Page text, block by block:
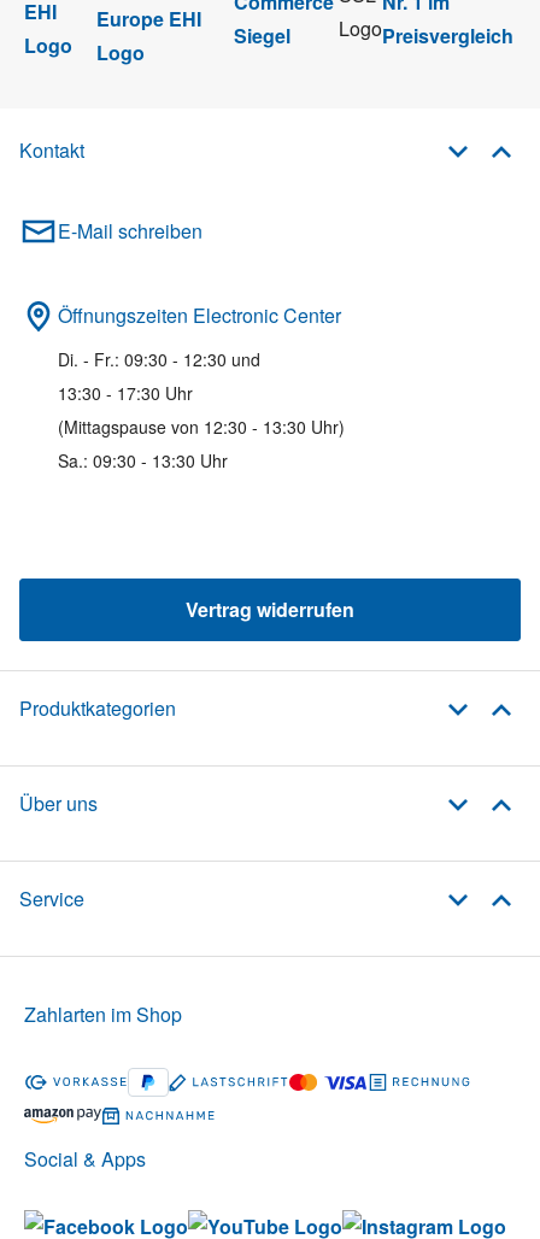
Kontakt
E-Mail schreiben
Öffnungszeiten Electronic Center
Di. - Fr.: 09:30 - 12:30 und
13:30 - 17:30 Uhr
(Mittagspause von 12:30 - 13:30 Uhr)
Sa.: 09:30 - 13:30 Uhr
Vertrag widerrufen
Produktkategorien
Über uns
Service
Social & Apps
Zahlarten im Shop